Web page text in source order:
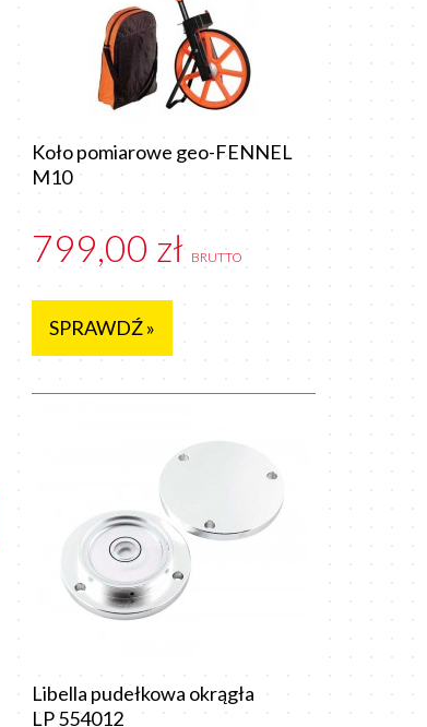
Koło pomiarowe geo-FENNEL
M10
799,00 zł BRUTTO
SPRAWDŹ »
Libella pudełkowa okrągła
LP 554012